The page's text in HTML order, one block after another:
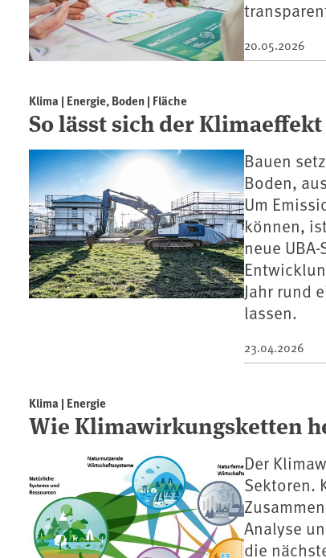
20.05.2026
Klima | Energie, Boden | Fläche
So lässt sich der
Bauen
Boden,
Um
können,
neue
Jahr rund
lassen.
23.04.2026
Klima | Energie
Wie Klimawirkungsketten
Der
Sektoren.
Analyse
die